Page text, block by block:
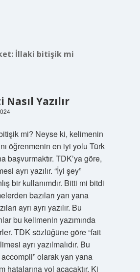
İllaki bitişik mi
Yazılır
mi? Neyse ki, kelimenin
öğrenmenin en iyi yolu Türk
başvurmaktır. TDK’ya göre,
ayrı yazılır. “İyi şey”
bir kullanımdır. Bitti mi bitdi
bazıları yan yana
ayrı ayrı yazılır. Bu
bu kelimenin yazımında
TDK sözlüğüne göre “fait
ayrı yazılmalıdır. Bu
olarak yan yana
hatalarına yol açacaktır. Ki